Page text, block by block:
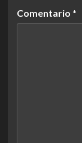
Comentario *